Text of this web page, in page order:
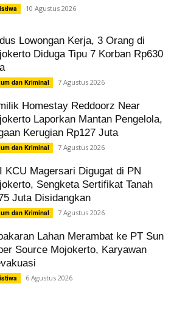
10 Agustus 2026
Lowongan Kerja, 3 Orang di
Diduga Tipu 7 Korban Rp630
dan Kriminal 7 Agustus 2026
Homestay Reddoorz Near
Laporkan Mantan Pengelola,
Kerugian Rp127 Juta
dan Kriminal 7 Agustus 2026
KCU Magersari Digugat di PN
Sengketa Sertifikat Tanah
Juta Disidangkan
dan Kriminal 7 Agustus 2026
Lahan Merambat ke PT Sun
Source Mojokerto, Karyawan
6 Agustus 2026